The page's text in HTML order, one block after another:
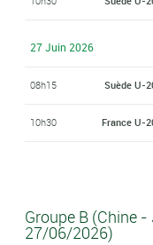
27 Juin 2026
08h15 Suède U-
10h30 France U-
Groupe B (Chine
27/06/2026)